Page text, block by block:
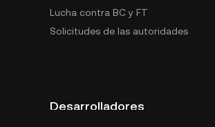
Lucha contra BC y FT
Solicitudes de las autoridades
Desarrolladores